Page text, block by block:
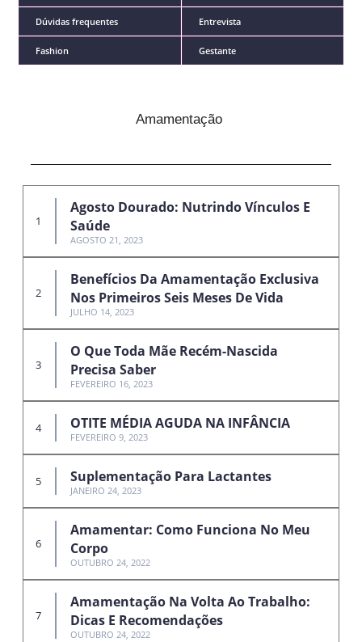
Dúvidas frequentes Entrevista
Fashion Gestante
Amamentação
Agosto Dourado: Nutrindo Vínculos E
Saúde
AGOSTO 21, 2023
Benefícios Da Amamentação Exclusiva
Nos Primeiros Seis Meses De Vida
JULHO 14, 2023
O Que Toda Mãe Recém-Nascida
Precisa Saber
FEVEREIRO 16, 2023
OTITE MÉDIA AGUDA NA INFÂNCIA
FEVEREIRO 9, 2023
Suplementação Para Lactantes
JANEIRO 24, 2023
Amamentar: Como Funciona No Meu
Corpo
OUTUBRO 24, 2022
Amamentação Na Volta Ao Trabalho:
Dicas E Recomendações
OUTUBRO 24, 2022